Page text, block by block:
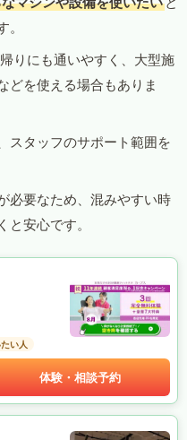
りにも通いやすく、大型施
どを使える場合もありま
スタッフのサポート範囲を
必要なため、混みやすい時
安心です。
い人
体験・相談予約